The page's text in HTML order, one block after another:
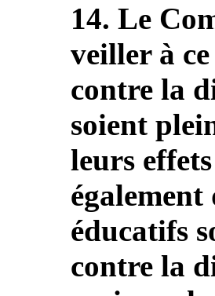
14. Le
veiller à
contre la
soient
leurs
également
éducatifs
contre la